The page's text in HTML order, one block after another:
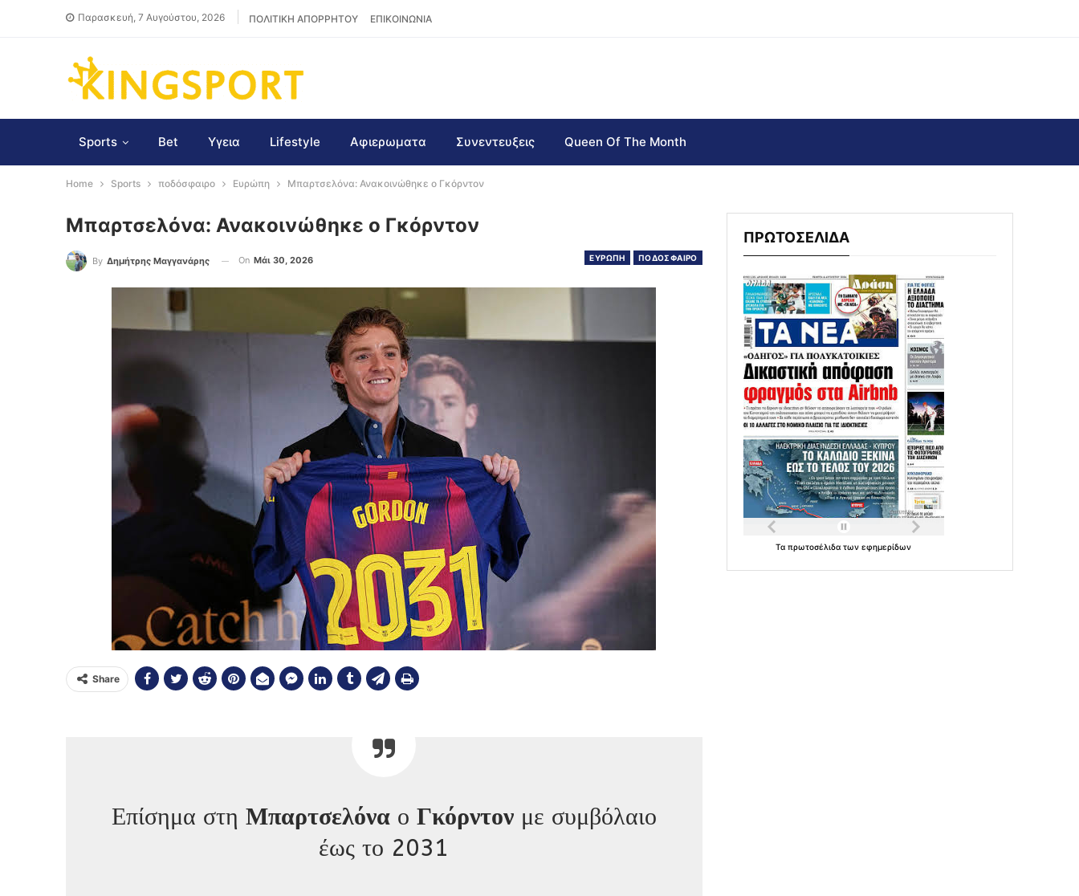
Παρασκευή, 7 Αυγούστου, 2026 ΠΟΛΙΤΙΚΗ ΑΠΟΡΡΗΤΟΥ ΕΠΙΚΟΙΝΩΝΙΑ
Sports Bet Υγεια Lifestyle Αφιερωματα Συνεντευξεις Queen Of The Month
Home Sports ποδόσφαιρο Ευρώπη Μπαρτσελόνα: Ανακοινώθηκε ο Γκόρντον
Μπαρτσελόνα: Ανακοινώθηκε ο Γκόρντον
ΕΥΡΩΠΗ ΠΟΔΟΣΦΑΙΡΟ
By Δημήτρης Μαγγανάρης On Μάι 30, 2026
Share
Επίσημα στη Μπαρτσελόναο Γκόρντονμε συμβόλαιο
έως το 2031
ΠΡΩΤΟΣΕΛΙΔΑ
Ταπρωτοσέλιδατωνεφημερίδων